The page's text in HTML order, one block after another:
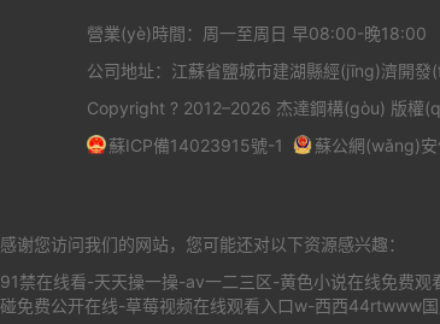
營業(yè)時間：周一至周日 早08:00-晚18:00
公司地址：江蘇省鹽城市建湖縣經(jīng)濟開
Copyright ? 2012–2026 杰達鋼構(gòu) 版權
蘇ICP備14023915號-1
蘇公網(wǎng)
感谢您访问我们的网站，您可能还对以下资源感兴趣：
91禁在线看-天天操一操-av一二三区-黄色小说在线免费
碰免费公开在线-草莓视频在线观看入口w-西西44rtwww